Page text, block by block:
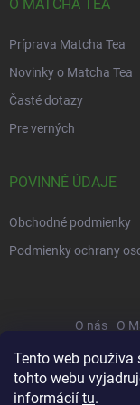
Tento web používa
tohto webu
informácií tu.
O MATCHA TEA
Príprava Matcha Tea
Novinky o Matcha Tea
Časté dotazy
Pre verných
POVINNÉ ÚDAJE
Obchodné podmienky
Podmienky ochrany
O nás O
Správa osobných
Platba a